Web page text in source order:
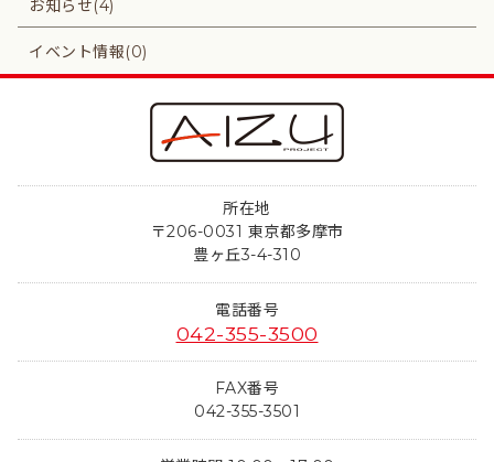
お知らせ(4)
イベント情報(0)
所在地
〒206-0031 東京都多摩市
豊ヶ丘3-4-310
電話番号
042-355-3500
FAX番号
042-355-3501